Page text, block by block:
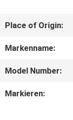
ÜBER
UNS
Place of Origin:
Markenname:
Model Number:
Markieren: